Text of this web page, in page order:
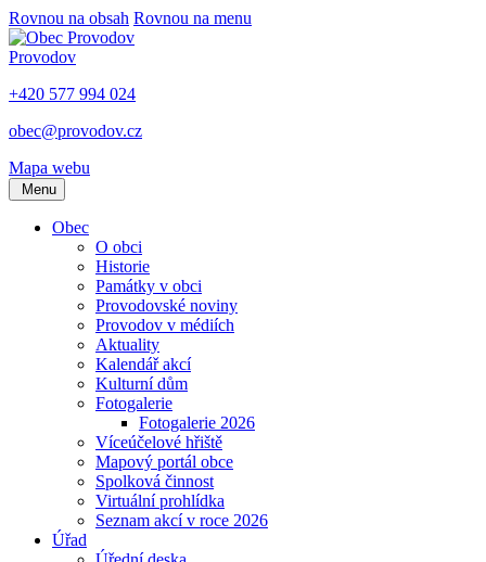
Rovnou na obsah Rovnou na menu
Provodov
+420 577 994 024
obec@provodov.cz
Mapa webu
Menu
Obec
O obci
Historie
Památky v obci
Provodovské noviny
Provodov v médiích
Aktuality
Kalendář akcí
Kulturní dům
Fotogalerie
Fotogalerie 2026
Víceúčelové hřiště
Mapový portál obce
Spolková činnost
Virtuální prohlídka
Seznam akcí v roce 2026
Úřad